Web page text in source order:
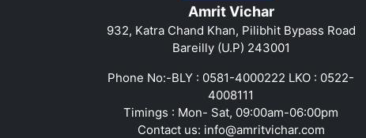
Amrit Vichar
932, Katra Chand Khan, Pilibhit Bypass Road
Bareilly (U.P) 243001
Phone No:-BLY : 0581-4000222 LKO : 0522-
4008111
Timings : Mon- Sat, 09:00am-06:00pm
Contact us: info@amritvichar.com